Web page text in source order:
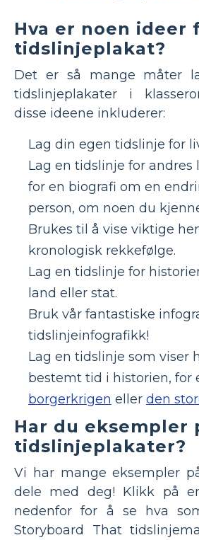
Hva er noen ideer
tidslinjeplakat?
Det er så mange måter
tidslinjeplakater i
disse ideene inkluderer:
Lag din egen tidslinje for
Lag en tidslinje for
for en biografi om en
person, om noen du
Brukes til å vise viktige
kronologisk rekkefølge.
Lag en tidslinje for
land eller stat.
Bruk vår fantastiske
tidslinjeinfografikk!
Lag en tidslinje som viser
bestemt tid i historien, for
borgerkrigen eller den
Har du eksempler
tidslinjeplakater?
Vi har mange eksempler
dele med deg! Klikk på
nedenfor for å se hva
Storyboard That